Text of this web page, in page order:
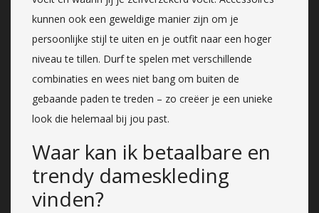
kunnen ook een geweldige manier zijn om je
persoonlijke stijl te uiten en je outfit naar een hoger
niveau te tillen. Durf te spelen met verschillende
combinaties en wees niet bang om buiten de
gebaande paden te treden – zo creëer je een unieke
look die helemaal bij jou past.
Waar kan ik betaalbare en
trendy dameskleding
vinden?